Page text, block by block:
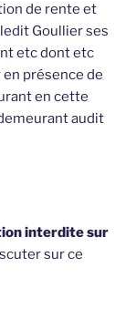
de rente et
Goullier ses
etc dont etc
présence de
en cette
audit
interdite sur
sur ce